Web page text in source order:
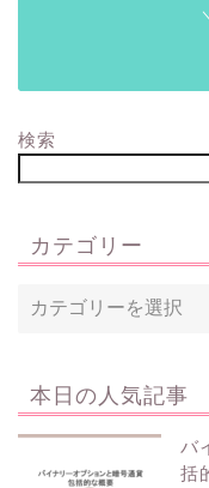
検索
カテゴリー
本日の人気記事
バ
括